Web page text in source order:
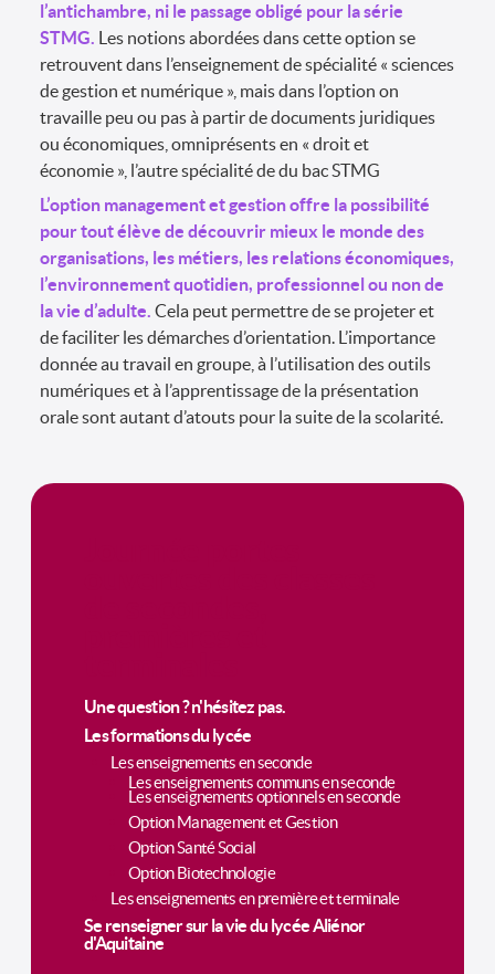
l’antichambre, ni le passage obligé pour la série
STMG. Les notions abordées dans cette option se
retrouvent dans l’enseignement de spécialité « sciences
de gestion et numérique », mais dans l’option on
travaille peu ou pas à partir de documents juridiques
ou économiques, omniprésents en « droit et
économie », l’autre spécialité de du bac STMG
L’option management et gestion offre la possibilité
pour tout élève de découvrir mieux le monde des
organisations, les métiers, les relations économiques,
l’environnement quotidien, professionnel ou non de
la vie d’adulte. Cela peut permettre de se projeter et
de faciliter les démarches d’orientation. L’importance
donnée au travail en groupe, à l’utilisation des outils
numériques et à l’apprentissage de la présentation
orale sont autant d’atouts pour la suite de la scolarité.
Une question ? n'hésitez pas.
Les formations du lycée
Les enseignements en seconde
Les enseignements communs en seconde
Les enseignements optionnels en seconde
Option Management et Gestion
Option Santé Social
Option Biotechnologie
Les enseignements en première et terminale
Se renseigner sur la vie du lycée Aliénor
d'Aquitaine